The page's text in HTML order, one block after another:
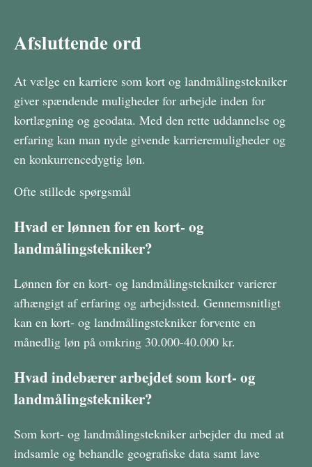
Afsluttende ord
At vælge en karriere som kort og landmålingstekniker
giver spændende muligheder for arbejde inden for
kortlægning og geodata. Med den rette uddannelse og
erfaring kan man nyde givende karrieremuligheder og
en konkurrencedygtig løn.
Ofte stillede spørgsmål
Hvad er lønnen for en kort- og
landmålingstekniker?
Lønnen for en kort- og landmålingstekniker varierer
afhængigt af erfaring og arbejdssted. Gennemsnitligt
kan en kort- og landmålingstekniker forvente en
månedlig løn på omkring 30.000-40.000 kr.
Hvad indebærer arbejdet som kort- og
landmålingstekniker?
Som kort- og landmålingstekniker arbejder du med at
indsamle og behandle geografiske data samt lave